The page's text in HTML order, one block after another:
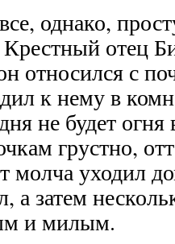
однако,
Крестный отец
относился с
к нему в
не будет
грустно,
молча уходил
а затем
и милым.